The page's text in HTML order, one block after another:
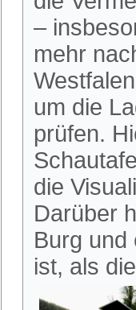
–
mehr
um die
prüfen.
die
Darüber
Burg und
ist, als